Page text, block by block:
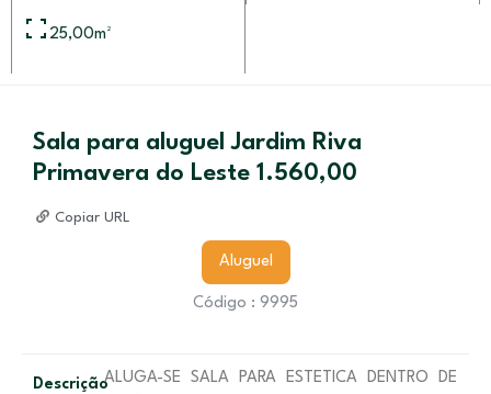
25,00m²
Sala para aluguel Jardim Riva
Primavera do Leste 1.560,00
Copiar URL
Aluguel
Código : 9995
DescriçãoALUGA-SE SALA PARA ESTETICA DENTRO DE